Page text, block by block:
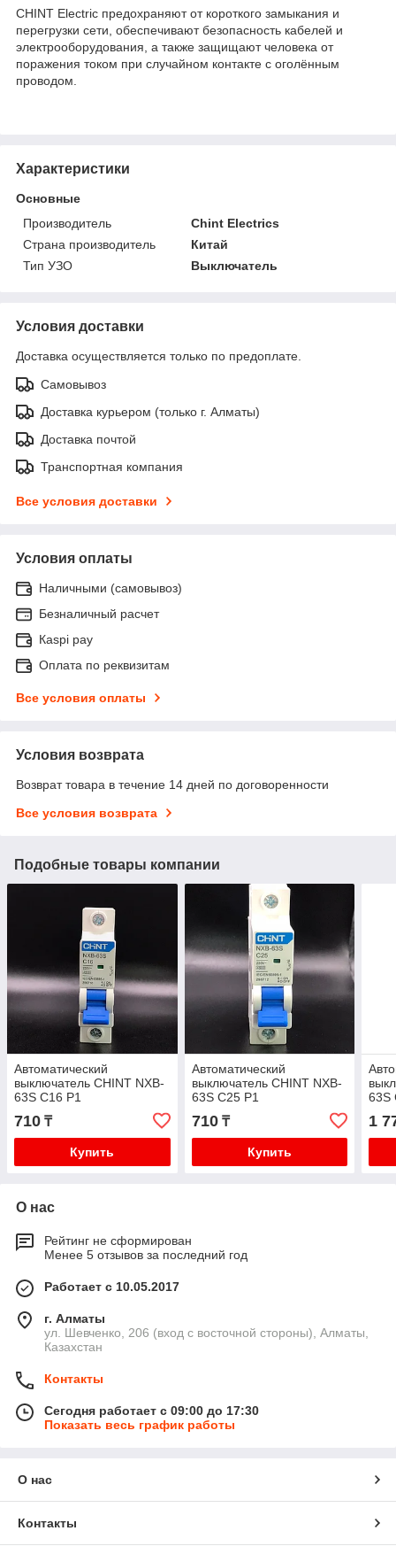
CHINT Electric предохраняют от короткого замыкания и
перегрузки сети, обеспечивают безопасность кабелей и
электрооборудования, а также защищают человека от
поражения током при случайном контакте с оголённым
проводом.
Характеристики
Основные
Производитель
Chint Electrics
Страна производитель
Китай
Тип УЗО
Выключатель
Условия доставки
Доставка осуществляется только по предоплате.
Самовывоз
Доставка курьером (только г. Алматы)
Доставка почтой
Транспортная компания
Все условия доставки
Условия оплаты
Наличными (самовывоз)
Безналичный расчет
Каspi pay
Оплата по реквизитам
Все условия оплаты
Условия возврата
Возврат товара в течение 14 дней по договоренности
Все условия возврата
Подобные товары компании
Автоматический
выключатель CHINT NXB-
63S С16 Р1
710 ₸
Купить
Автоматический
выключатель CHINT NXB-
63S С25 Р1
710₸
Купить
63S
1
О нас
Рейтинг не сформирован
Менее 5 отзывов за последний год
Работает с 10.05.2017
г. Алматы
ул. Шевченко, 206 (вход с восточной стороны), Алматы,
Казахстан
Контакты
Сегодня работает с 09:00 до 17:30
Показать весь график работы
О нас
Контакты